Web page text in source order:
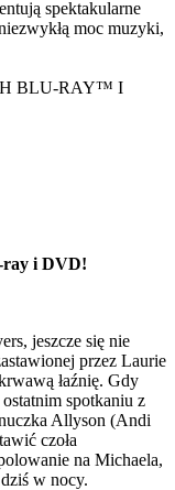
spektakularne
moc muzyki,
BLU-RAY™ I
ray i DVD!
jeszcze się nie
przez Laurie
łaźnię. Gdy
spotkaniu z
Allyson (Andi
czoła
na Michaela,
w nocy.